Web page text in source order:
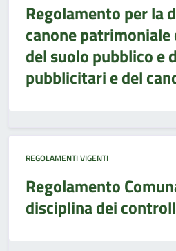
Regolamento per la
canone patrimoniale
del suolo pubblico e
pubblicitari e del
REGOLAMENTI VIGENTI
Regolamento
disciplina dei